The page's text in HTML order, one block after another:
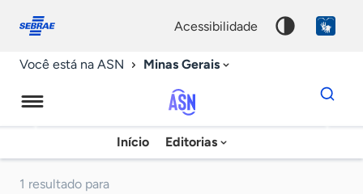
conosco
acessibilidade
Você está na ASN Minas Gerais
Agência
Sebrae
Início Editorias
Dados
para
chave
1 resultado para